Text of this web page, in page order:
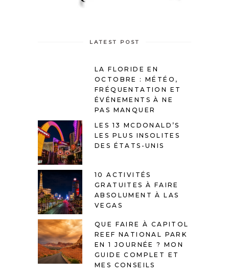
LATEST POST
LA FLORIDE EN
OCTOBRE : MÉTÉO,
FRÉQUENTATION ET
ÉVÉNEMENTS À NE
PAS MANQUER
LES 13 MCDONALD’S
LES PLUS INSOLITES
DES ÉTATS-UNIS
10 ACTIVITÉS
GRATUITES À FAIRE
ABSOLUMENT À LAS
VEGAS
QUE FAIRE À CAPITOL
REEF NATIONAL PARK
EN 1 JOURNÉE ? MON
GUIDE COMPLET ET
MES CONSEILS